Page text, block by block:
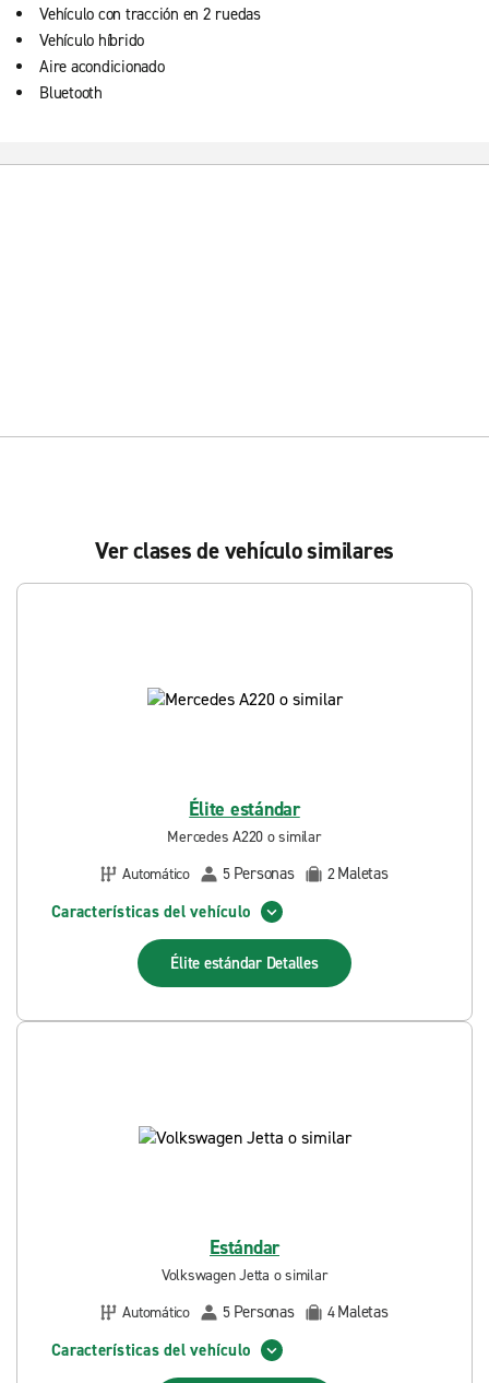
Vehículo con tracción en 2 ruedas
Vehículo híbrido
Aire acondicionado
Bluetooth
Ver clases de vehículo similares
Élite estándar
Mercedes A220 o similar
Automático
5 Personas 2Maletas
Características del vehículo
Élite estándar Detalles
Estándar
Volkswagen Jetta o similar
Automático
5 Personas 4Maletas
Características del vehículo